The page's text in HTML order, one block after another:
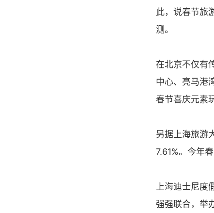
此，说春节旅
测。
在北京不仅有
中心、亮马港
春节喜庆元素
另据上海旅游
7.61%。今年
上海迪士尼度
强强联合，举